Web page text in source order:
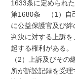
1633条に定められ
第1680条 （1）自
に公益保護官及び
判決に対する上訴
起する権利がある。
（2）上訴及びその
所が訴訟記録を受